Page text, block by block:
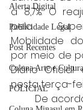
Alerta Digital
Publicidade Legal
Post Recentes
Coluna Arte e
POLICIAL
a 8,7%. O
pela
Mobilidade
por meio de
Diário Oficial
nesta terça-